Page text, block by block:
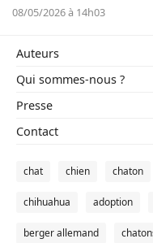
08/05/2026 à 14h03
Auteurs
Qui sommes-nous ?
Presse
Contact
chat chien chaton
chihuahua adoption
berger allemand